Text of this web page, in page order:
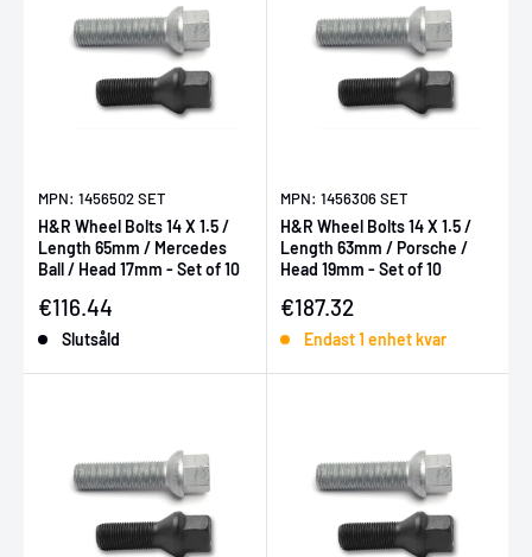
MPN: 1456502 SET
H&R Wheel Bolts 14 X 1.5 /
Length 65mm / Mercedes
Ball / Head 17mm - Set of 10
Försäljningspris
€116.44
Slutsåld
MPN: 1456306 SET
H&R Wheel Bolts 14 X 1.5 /
Length 63mm / Porsche /
Head 19mm - Set of 10
Försäljningspris
€187.32
Endast 1 enhet kvar